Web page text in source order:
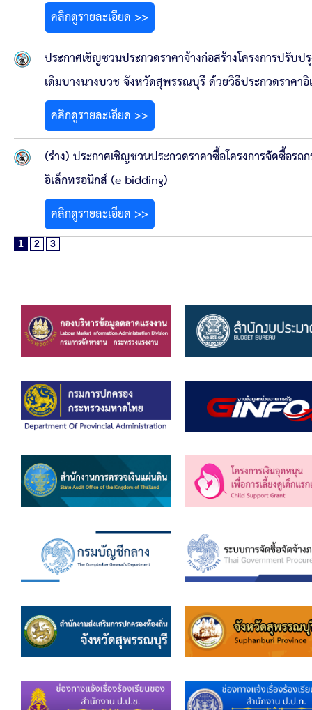
คลิกดูรายละเอียด >>
ประกาศเชิญชวนประกวดราคาจ้างก่อสร้างโครงการปรับ
เดิมบางนางบวช จังหวัดสุพรรณบุรี ด้วยวิธีประกวดราคา
คลิกดูรายละเอียด >>
(ร่าง) ประกาศเชิญชวนประกวดราคาซื้อโครงการจัดซื้อ
อิเล็กทรอนิกส์ (e-bidding)
คลิกดูรายละเอียด >>
1 2 3